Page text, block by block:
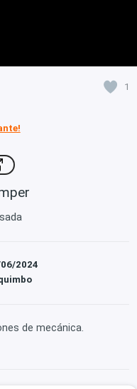
1
2024
de mecánica.